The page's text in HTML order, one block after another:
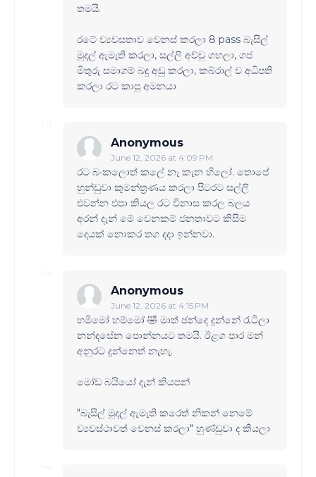
තමයි.
රටේ ව්‍යවසතාව වෙනස් කරලා 8 pass බැසිල්
මුදල් ඇමැති කරලා, සල්ලි අච්චු ගහලා, ගජ
මිතුරු සමාගම් බදු අඩු කරලා, කබ්රාල් ව අධිපති
කරලා රට කාපු අමනයා
Anonymous
June 12, 2026 at 4:09 PM
රට බංකලොත් කලේ නෑ කැන හිලෝ. තොපේ
හුන්ඩුවා කුමන්ත්‍රණය කරලා පිටරට සල්ලි
එවන්න එපා කියල රට විනාස කරල බලය
අරන් දැන් මේ වෙනකම් ජනතාවට කිසිම
දෙයක් නොකර තග දදා ඉන්නවා.
Anonymous
June 12, 2026 at 4:15 PM
හමිමෝ හම්මෝ 🤣 මාත් ඡන්දෙ දුන්නේ රැටිලා
නන්දසේන පොන්නයට තමයි. ඊළග පාර මන්
අනුරට දුන්නෙත් නැහැ.
මෝඩ බයියෝ දැන් කියපන්
"බැසිල් මුදල් ඇමැති කරෙත් නිකන් නෙමේ
ව්‍යවස්ථාවත් වෙනස් කරලා" හුණ්ඩුවා ද කියලා